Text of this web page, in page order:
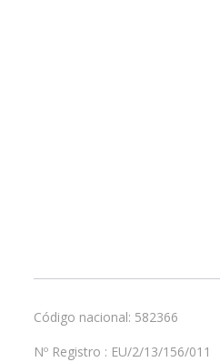
Código nacional: 582366
Nº Registro : EU/2/13/156/011